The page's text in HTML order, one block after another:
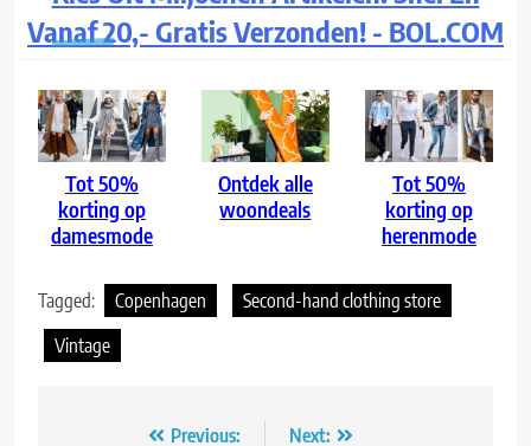
Vanaf 20,- Gratis Verzonden! - BOL.COM
Tot 50%
korting op
damesmode
Ontdek alle
woondeals
Tot 50%
korting op
herenmode
Tagged: Copenhagen
Second-hand clothing store
Vintage
Previous:
Next: